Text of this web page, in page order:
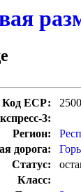
Код ЕСР:
3:
Регион:
дорога:
Статус:
Класс: